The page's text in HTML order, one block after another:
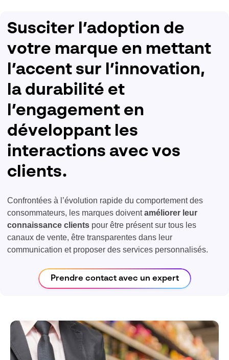
Susciter l’adoption de
votre marque en mettant
l’accent sur l’innovation,
la durabilité et
l’engagement en
développant les
interactions avec vos
clients.
Confrontées à l’évolution rapide du comportement des
consommateurs, les marques doiventaméliorer leur
connaissance clients pour être présent sur tous les
canaux de vente, être transparentes dans leur
communication et proposer des services personnalisés.
Prendre contact avec un expert